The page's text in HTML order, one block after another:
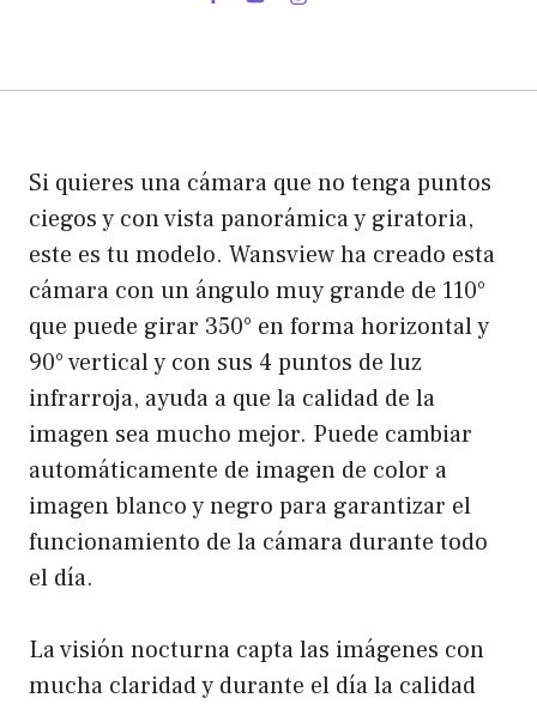
Si quieres una cámara que no tenga puntos
ciegos y con vista panorámica y giratoria,
este es tu modelo. Wansview ha creado esta
cámara con un ángulo muy grande de 110°
que puede girar 350° en forma horizontal y
90° vertical y con sus 4 puntos de luz
infrarroja, ayuda a que la calidad de la
imagen sea mucho mejor. Puede cambiar
automáticamente de imagen de color a
imagen blanco y negro para garantizar el
funcionamiento de la cámara durante todo
el día.
La visión nocturna capta las imágenes con
mucha claridad y durante el día la calidad